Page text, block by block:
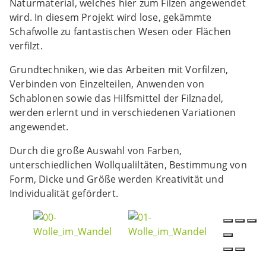
Naturmaterial, welches hier zum Filzen angewendet
wird. In diesem Projekt wird lose, gekämmte
Schafwolle zu fantastischen Wesen oder Flächen
verfilzt.
Grundtechniken, wie das Arbeiten mit Vorfilzen,
Verbinden von Einzelteilen, Anwenden von
Schablonen sowie das Hilfsmittel der Filznadel,
werden erlernt und in verschiedenen Variationen
angewendet.
Durch die große Auswahl von Farben,
unterschiedlichen Wollqualiltäten, Bestimmung von
Form, Dicke und Größe werden Kreativität und
Individualität gefördert.